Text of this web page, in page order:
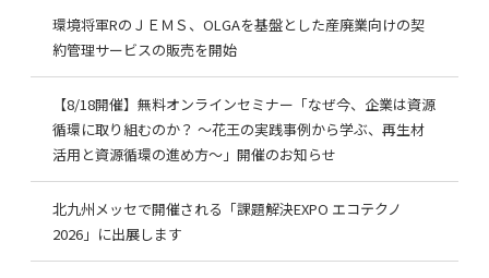
環境将軍RのＪＥＭＳ、OLGAを基盤とした産廃業向けの契
約管理サービスの販売を開始
【8/18開催】無料オンラインセミナー「なぜ今、企業は資源
循環に取り組むのか？ ～花王の実践事例から学ぶ、再生材
活用と資源循環の進め方～」開催のお知らせ
北九州メッセで開催される「課題解決EXPO エコテクノ
2026」に出展します